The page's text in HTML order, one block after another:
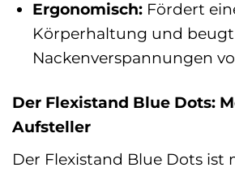
Ergonomisch:Fördert
Körperhaltung und beugt
Nackenverspannungen
Der Flexistand Blue Dots:
Aufsteller
Der Flexistand Blue Dots ist